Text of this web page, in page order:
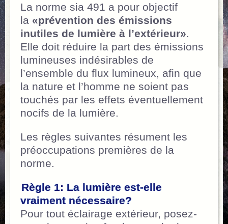
La norme sia 491 a pour objectif
la «prévention des émissions
inutiles de lumière à l’extérieur».
Elle doit réduire la part des émissions
lumineuses indésirables de
l’ensemble du flux lumineux, afin que
la nature et l’homme ne soient pas
touchés par les effets éventuellement
nocifs de la lumière.
Les règles suivantes résument les
préoccupations premières de la
norme.
Règle 1: La lumière est-elle
vraiment nécessaire?
Pour tout éclairage extérieur, posez-